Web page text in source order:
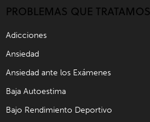
PROBLEMAS QUE TRATAMOS
Adicciones
Ansiedad
Ansiedad ante los Exámenes
Baja Autoestima
Bajo Rendimiento Deportivo